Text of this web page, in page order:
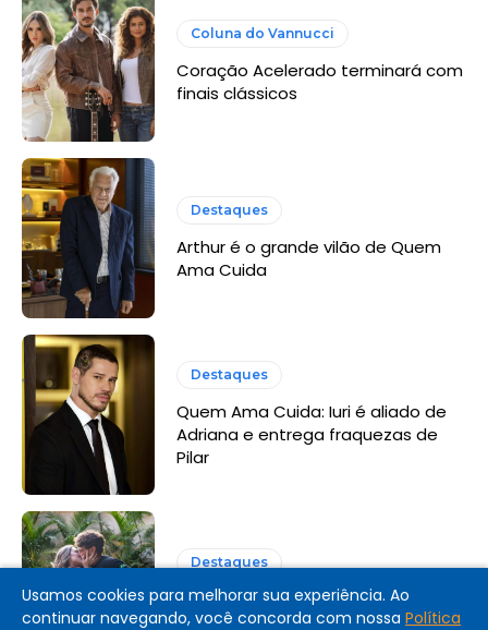
Coluna do Vannucci
Coração Acelerado terminará com
finais clássicos
Destaques
Arthur é o grande vilão de Quem
Ama Cuida
Destaques
Quem Ama Cuida: Iuri é aliado de
Adriana e entrega fraquezas de
Pilar
Destaques
Coração Acelerado: resumo dos
últimos capítulos
Usamos cookies para melhorar sua experiência. Ao
continuar navegando, você concorda com nossa Política